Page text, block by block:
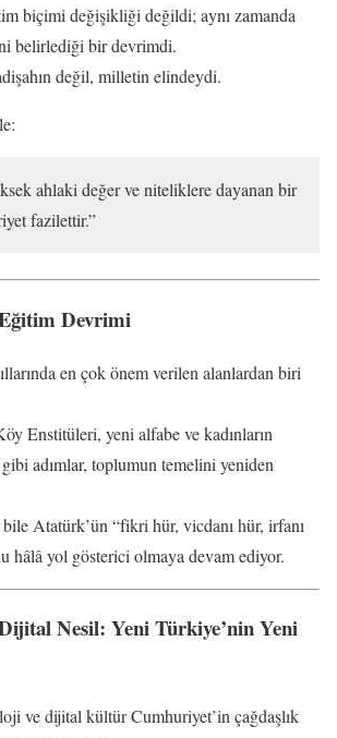
biçimi değişikliği değildi; aynı zamanda
belirlediği bir devrimdi.
değil, milletin elindeydi.
ahlaki değer ve niteliklere dayanan bir
fazilettir.”
Devrimi
en çok önem verilen alanlardan biri
Enstitüleri, yeni alfabe ve kadınların
adımlar, toplumun temelini yeniden
Atatürk’ün “fikri hür, vicdanı hür, irfanı
hâlâ yol gösterici olmaya devam ediyor.
Nesil: Yeni Türkiye’nin Yeni
ve dijital kültür Cumhuriyet’in çağdaşlık